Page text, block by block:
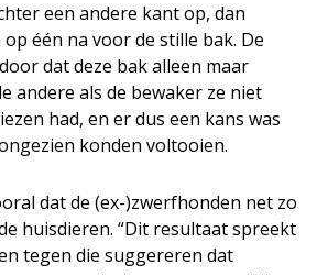
een andere kant op, dan
één na voor de stille bak. De
dat deze bak alleen maar
andere als de bewaker ze niet
had, en er dus een kans was
konden voltooien.
dat de (ex-)zwerfhonden net zo
huisdieren. “Dit resultaat spreekt
tegen die suggereren dat